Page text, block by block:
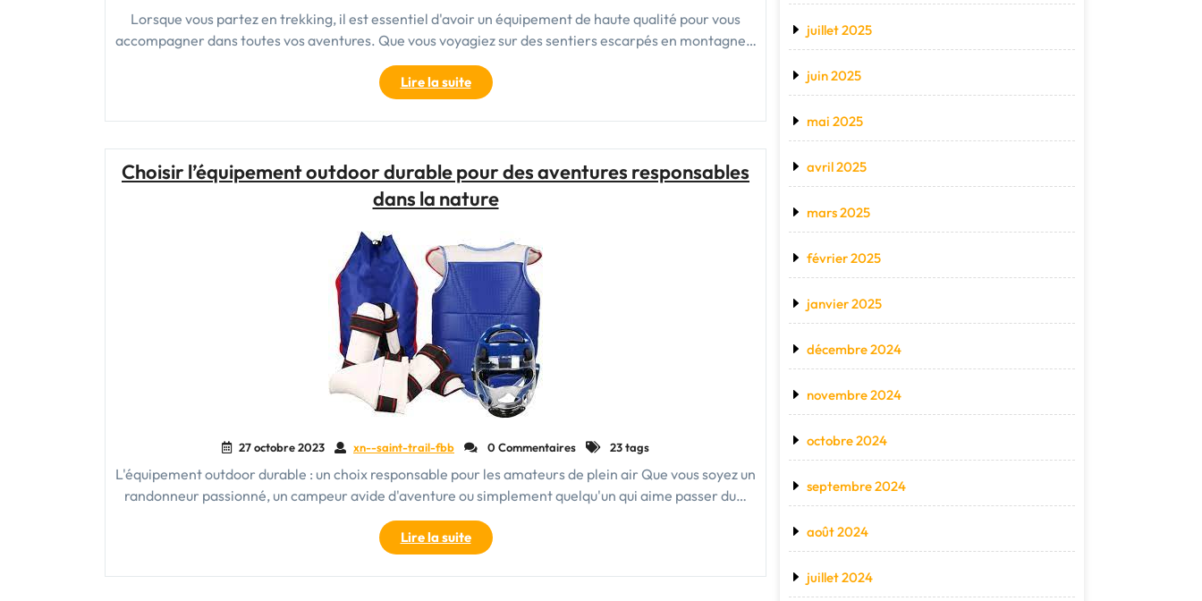
Lorsque vous partez en trekking, il est essentiel d'avoir un équipement de haute qualité pour vous
accompagner dans toutes vos aventures. Que vous voyagiez sur des sentiers escarpés en montagne…
Lire la suite"Équipement
de
trekking
pour
la
qualité
et
aventures
inoubliables
!"
Choisir l’équipement outdoor durable pour des aventures responsables
dans la nature
27 octobre 2023 xn--saint-trail-fbb 0 Commentaires 23 tags
L'équipement outdoor durable : un choix responsable pour les amateurs de plein air Que vous soyez un
randonneur passionné, un campeur avide d'aventure ou simplement quelqu'un qui aime passer du…
Lire la suite"Choisir
l’équipement
outdoor
juillet 2025
juin 2025
mai 2025
avril 2025
mars 2025
février 2025
janvier 2025
décembre 2024
novembre 2024
octobre 2024
septembre 2024
août 2024
juillet 2024